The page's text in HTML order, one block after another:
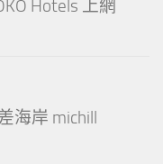
Hotels 上網
海岸 michill